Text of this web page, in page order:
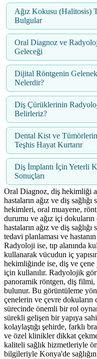
Ağız Kokusu (Halitosis)
Bulgular
Oral Diagnoz ve
Geleceği
Dijital Röntgenin
Nelerdir?
Diş Çürüklerinin
Belirleriz?
Dental Kist ve
Teşhis Hayat Kurtarır
Diş İmplantı İçin Yeterli
Sonuçları
Oral Diagnoz, diş hekimliği
hastaların ağız ve diş
hekimleri, oral muayene,
durumu ve ağız içi
hastaların ağız ve diş
tedavi planlaması ve
Radyoloji ise, tıp alanında
kullanarak vücudun iç
hekimliğinde ise, diş ve çene
için kullanılır. Radyolojik
panoramik röntgen, diş
bulunur. Bu görüntüleme
çenelerin ve çevre dokuların
sürecinde önemli bir rol
sürekli gelişen bir yapıya
kolaylaştığı şehirde, farklı
ve özel klinikler dikkat
kaliteli sağlık hizmetleriyle
bilgileriyle Konya'de